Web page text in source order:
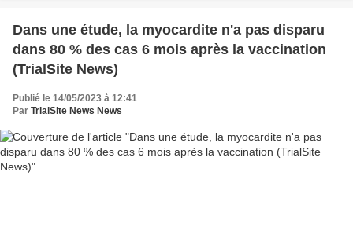
Dans une étude, la myocardite n'a pas disparu
dans 80 % des cas 6 mois après la vaccination
(TrialSite News)
Publié le 14/05/2023 à 12:41
Par TrialSite News News